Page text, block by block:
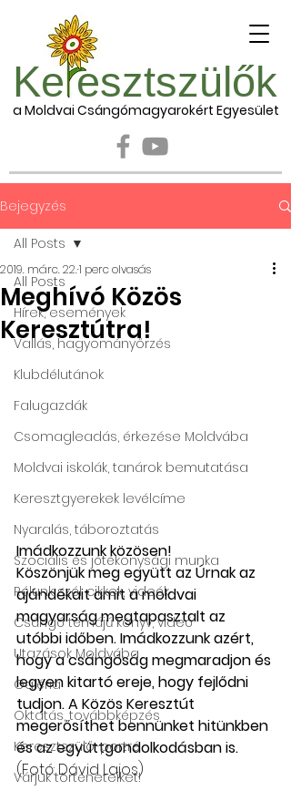
Ke esztszülők
a Moldvai Csángómagyarokért Egyesület
Bejegyzés
All Posts
Hírek, események
Vallás, hagyományőrzés
Klubdélutánok
Falugazdák
Csomagleadás, érkezése Moldvába
Moldvai iskolák, tanárok bemutatása
Keresztgyerekek levélcíme
Nyaralás, táboroztatás
Szociális és jótékonysági munka
Rólunk szól: cikkek, videók
Csángó témájú könyv, videó
Utazások Moldvába
Galéria
Oktatás, továbbképzés
Keresztszülő-portré
Várjuk történeteiket!
All Posts
Meghívó Közös
Keresztútra!
2019. márc. 22.1 perc olvasás
Imádkozzunk közösen!
Köszönjük meg együtt az Úrnak az
ajándékait amit a moldvai
magyarság megtapasztalt az
utóbbi időben. Imádkozzunk azért,
hogy a csángóság megmaradjon és
legyen kitartó ereje, hogy fejlődni
tudjon. A Közös Keresztút
megerősíthet bennünket hitünkben
és az együttgondolkodásban is.
(Fotó: Dávid Lajos)